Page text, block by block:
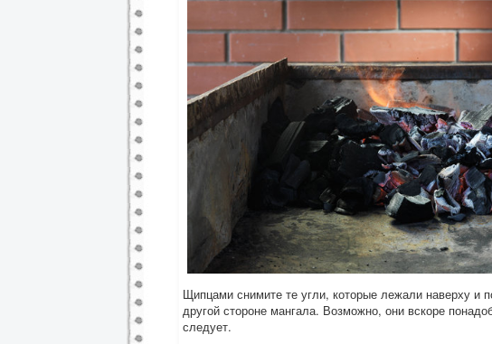
Щипцами снимите те угли, которые лежали наверху и
другой стороне мангала. Возможно, они вскоре
следует.